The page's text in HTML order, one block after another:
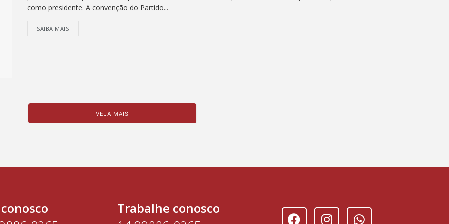
como presidente. A convenção do Partido...
SAIBA MAIS
VEJA MAIS
Trabalhe conosco